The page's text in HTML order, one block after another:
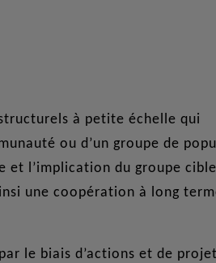
à petite échelle qui
ou d’un groupe de
et l’implication du groupe
une coopération à long
le biais d’actions et de